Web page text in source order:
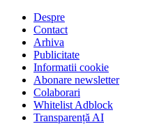
Despre
Contact
Arhiva
Publicitate
Informatii cookie
Abonare newsletter
Colaborari
Whitelist Adblock
Transparență AI